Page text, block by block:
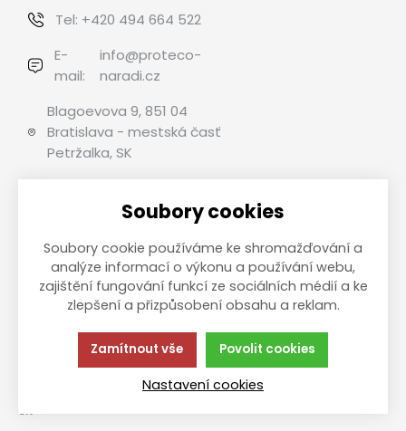
Tel: +420 494 664 522
E-
mail:
info@proteco-
naradi.cz
Blagoevova 9, 851 04
Bratislava - mestská časť
Petržalka, SK
Možnosti platby
© 2013-2026 Internetový obchod B2C PROTECO náradie pro
SK
Táto stránka používa súbory cookies.
Zásady ochrany
Terms of Service
Soubory cookies
Soubory cookie používáme ke shromažďování a
analýze informací o výkonu a používání webu,
zajištění fungování funkcí ze sociálních médií a ke
zlepšení a přizpůsobení obsahu a reklam.
Zamítnout vše Povolit cookies
Nastavení cookies